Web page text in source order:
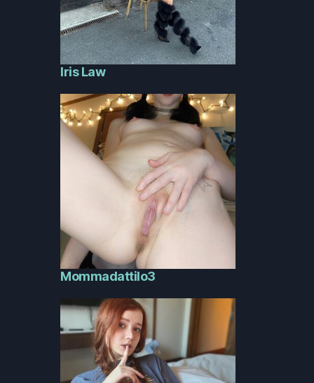
Iris Law
Mommadattilo3